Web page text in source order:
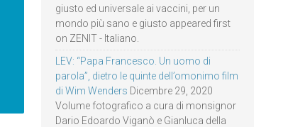
giusto ed universale ai vaccini, per un
mondo più sano e giusto appeared first
on ZENIT - Italiano.
LEV: “Papa Francesco. Un uomo di
parola”, dietro le quinte dell’omonimo film
di Wim Wenders Dicembre 29, 2020
Volume fotografico a cura di monsignor
Dario Edoardo Viganò e Gianluca della